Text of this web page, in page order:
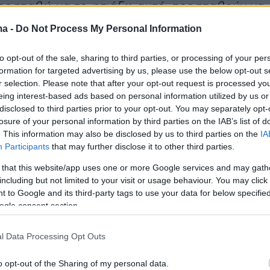
- Do Not Process My Personal Information
opt-out of the sale, sharing to third parties, or processing of your
for targeted advertising by us, please use the below opt-out
selection. Please note that after your opt-out request is processed
interest-based ads based on personal information utilized by us
to third parties prior to your opt-out. You may separately
of your personal information by third parties on the IAB’s list of
This information may also be disclosed by us to third parties on the
Participants that may further disclose it to other third parties.
that this website/app uses one or more Google services and may
but not limited to your visit or usage behaviour. You may
to Google and its third-party tags to use your data for below
consent section.
Data Processing Opt Outs
opt-out of the Sharing of my personal data.
να το φτιάξω αυτό, προσπαθούν να
διάφοροι θεραπευτές στο τώρα που δεν
και αναφέρομαι πάρα πολύ στο παρελθόν και
λέω πολύ διασκεδαστικά τις ιστορίες, τις
και δεν πρέπει να τις λέω αλλά
Είναι αυτό που με διαμόρφωσε και δεν
Το "τώρα" δεν το έχω σε καμία θέση
με τους θεραπευτές του κάνει διάφορες
να μπορεί να ζήσει το παρόν, ωστόσο
« Μετά σκέφτομαι το μέλλον, τι θα κάνω, τι
ανηδονία, δεν έχω απολαύσει κάτι.
γράφω τι έχω καταφέρει μόνος μου